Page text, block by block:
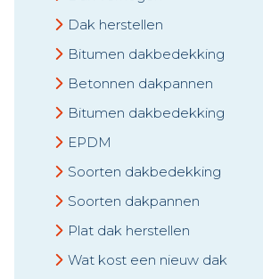
Dak herstellen
Bitumen dakbedekking
Betonnen dakpannen
Bitumen dakbedekking
EPDM
Soorten dakbedekking
Soorten dakpannen
Plat dak herstellen
Wat kost een nieuw dak